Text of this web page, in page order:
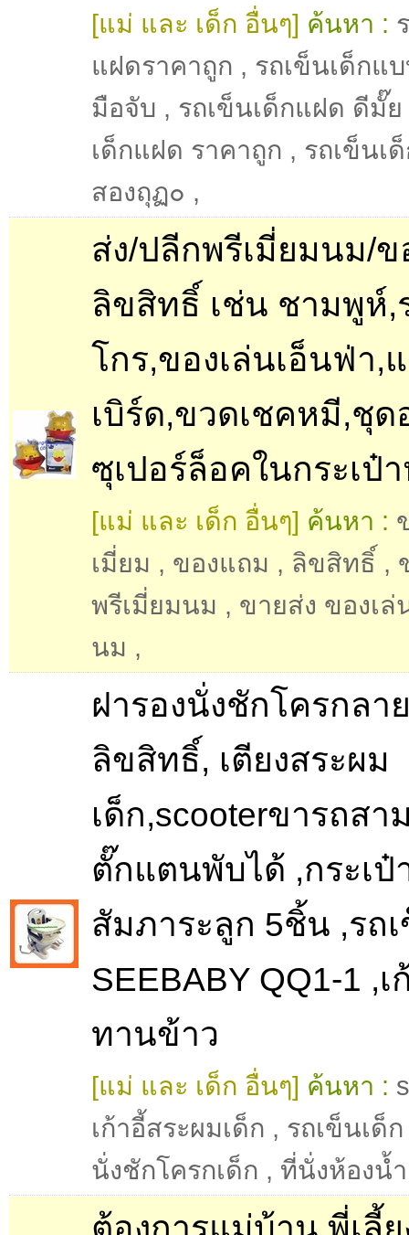
[แม่ และ เด็ก อื่นๆ] ค้นหา :
แฝดราคาถูก , รถเข็นเด็กแ
มือจับ , รถเข็นเด็กแฝด ดีมั๊ย
เด็กแฝด ราคาถูก , รถเข็นเ
สองถุฏ๐ ,
ส่ง/ปลีกพรีเมี่ยมนม/
ลิขสิทธิ์ เช่น ชามพูห์,
โกร,ของเล่นเอ็นฟ่า,
เบิร์ด,ขวดเชคหมี,ชุด
ซุเปอร์ล็อคในกระเป๋
[แม่ และ เด็ก อื่นๆ] ค้นหา :
เมี่ยม , ของแถม , ลิขสิทธิ์ ,
พรีเมี่ยมนม , ขายส่ง ของเล่
นม ,
ฝารองนั่งชักโครกลา
ลิขสิทธิ์, เตียงสระผม
เด็ก,scooterขารถสา
ตั๊กแตนพับได้ ,กระเป๋
สัมภาระลูก 5ชิ้น ,รถ
SEEBABY QQ1-1 ,เ
ทานข้าว
[แม่ และ เด็ก อื่นๆ] ค้นหา :
เก้าอี้สระผมเด็ก , รถเข็นเด็ก
นั่งชักโครกเด็ก , ที่นั่งห้องน้